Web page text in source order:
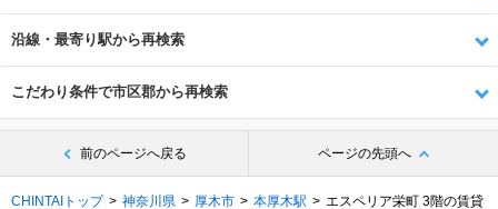
沿線・最寄り駅から再検索
こだわり条件で市区郡から再検索
前のページへ戻る ページの先頭へ
CHINTAIトップ 神奈川県 厚木市 本厚木駅
エスペリア栄町 3階の賃貸